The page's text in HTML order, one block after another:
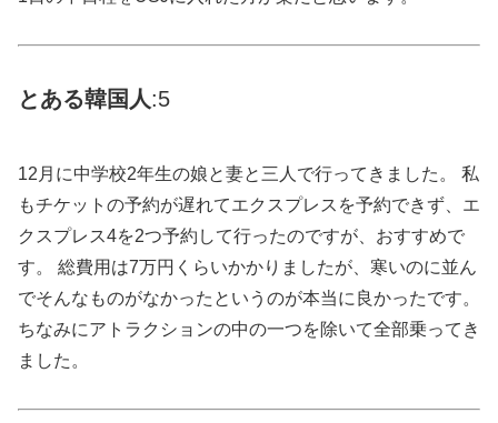
とある韓国 人:5
12月に中学校2年生の娘と妻と三人で行ってきました。 私
もチケットの予約が遅れてエクスプレスを予約できず、エ
クスプレス4を2つ予約して行ったのですが、おすすめで
す。 総費用は7万円くらいかかりましたが、寒いのに並ん
でそんなものがなかったというのが本当に良かったです。
ちなみにアトラクションの中の一つを除いて全部乗ってき
ました。